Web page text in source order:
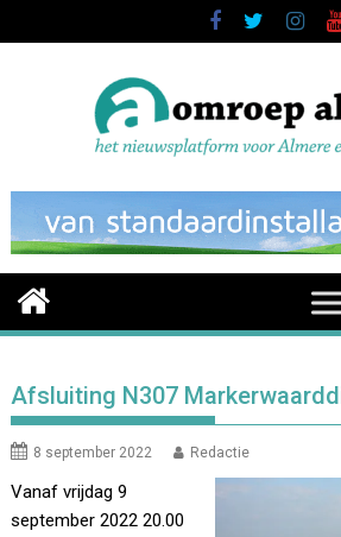
to
Afsluiting N307
8 september 2022 Redactie
Vanaf vrijdag 9
september 2022 20.00